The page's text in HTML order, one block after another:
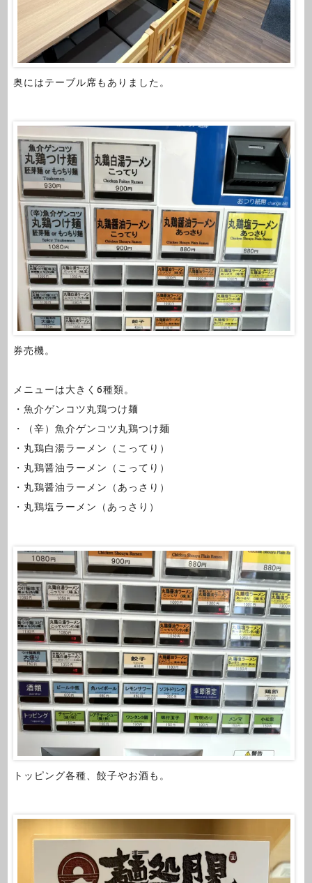
奥にはテーブル席もありました。
券売機。
メニューは大きく6種類。
・魚介ゲンコツ丸鶏つけ麺
・（辛）魚介ゲンコツ丸鶏つけ麺
・丸鶏白湯ラーメン（こってり）
・丸鶏醤油ラーメン（こってり）
・丸鶏醤油ラーメン（あっさり）
・丸鶏塩ラーメン（あっさり）
トッピング各種、餃子やお酒も。